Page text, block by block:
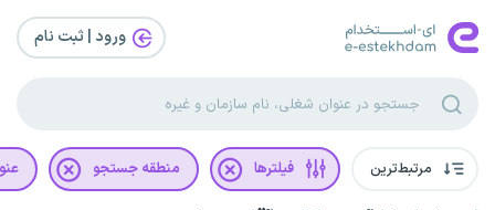
ورود | ثبت‌ نام
مرتبط‌ترین فیلترها منطقه جستجو